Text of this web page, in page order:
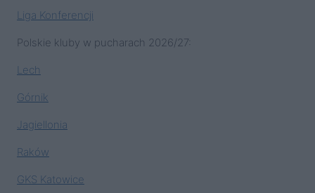
Liga Konferencji
Polskie kluby w pucharach 2026/27:
Lech
Górnik
Jagiellonia
Raków
GKS Katowice